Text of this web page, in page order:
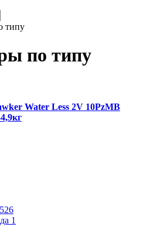
типу
по типу
Water Less 2V 10PzMB
526
1